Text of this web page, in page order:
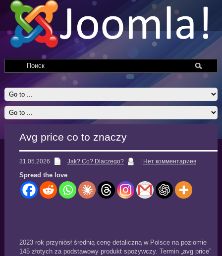
Avg price co to znaczy
31.05.2026 Jak? Co? Dlaczego? Нет комментариев
Spread the love
2023 rok przyniósł średnią cenę detaliczną w Polsce na poziomie
145 złotych za podstawowy produkt spożywczy. Termin „avg price”